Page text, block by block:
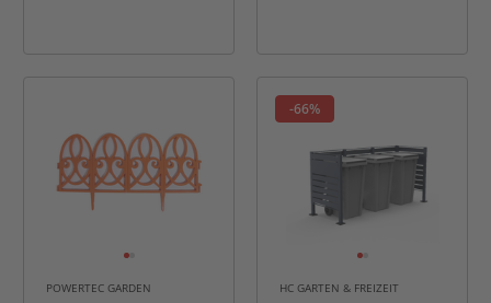
POWERTEC GARDEN
-66%
HC GARTEN & FREIZEIT